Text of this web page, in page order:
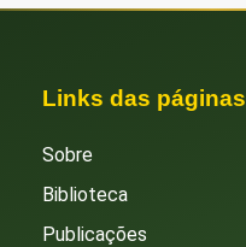
Links das páginas
Sobre
Biblioteca
Publicações